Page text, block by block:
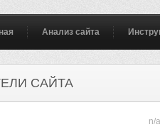
Анализ сайта
САЙТА
n/a